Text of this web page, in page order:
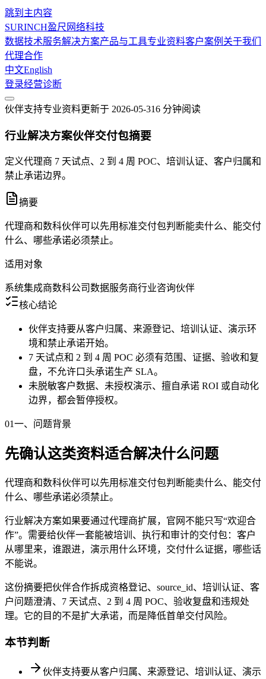
跳到主内容
SURINCH盈尺网络科技
数据技术服务解决方案产品与工具专业资料客户案例 关于我们
代理合作
中文English
登录经营诊断
伙伴支持专业资料更新于 2026-05-316 分钟阅读
行业解决方案伙伴交付包摘要
定义代理商 7 天试点、2 到 4 周 POC、培训认证、客户归属和
禁止承诺边界。
摘要
代理商和数科伙伴可以先用标准交付包判断能卖什么、能交付
什么、哪些承诺必须禁止。
适用对象
系统集成商数科公司数据服务商行业咨询伙伴
核心结论
伙伴支持要从客户归属、来源登记、培训认证、演示环
境和禁止承诺开始。
7 天试点和 2 到 4 周 POC 必须有范围、证据、验收和复
盘，不允许口头承诺生产 SLA。
未脱敏客户数据、未授权演示、擅自承诺 ROI 或自动化
边界，都会暂停授权。
01一、问题背景
先确认这类资料适合解决什么问题
代理商和数科伙伴可以先用标准交付包判断能卖什么、能交付
什么、哪些承诺必须禁止。
行业解决方案如果要通过代理商扩展，官网不能只写“欢迎合
作”。需要给伙伴一套能被培训、执行和审计的交付包：客户
从哪里来，谁跟进，演示用什么环境，交付什么证据，哪些话
不能说。
这份摘要把伙伴合作拆成资格登记、source_id、培训认证、客
户问题澄清、7 天试点、2 到 4 周 POC、验收复盘和违规处
理。它的目的不是扩大承诺，而是降低首单交付风险。
本节判断
伙伴支持要从客户归属、来源登记、培训认证、演示